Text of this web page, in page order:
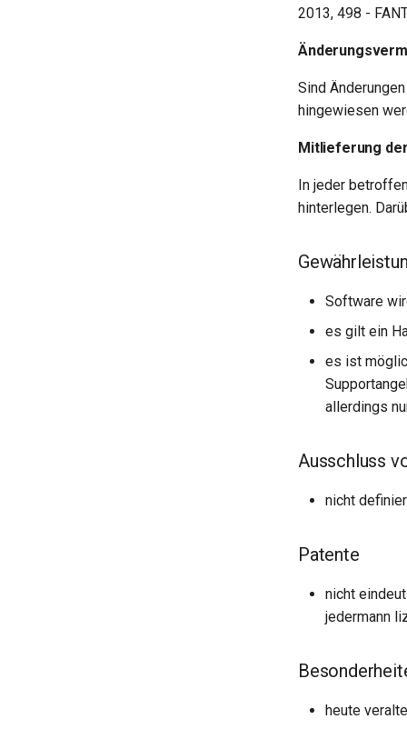
2013, 498 -
Sind
hingewiesen
Mitlieferung
In jeder
hinterlegen.
Software
es gilt ein
es ist
allerdings
Ausschluss
nicht
Patente
nicht
jedermann
heute